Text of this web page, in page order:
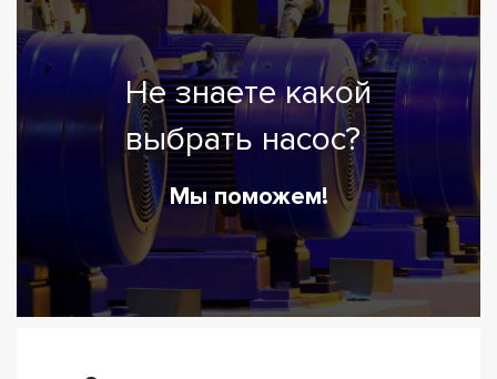
Не знаете какой
выбрать насос?
Мы поможем!